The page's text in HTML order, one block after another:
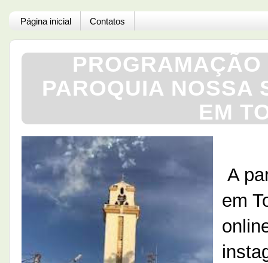
Página inicial Contatos
PAROQUIA NOSSA
EM
A
em